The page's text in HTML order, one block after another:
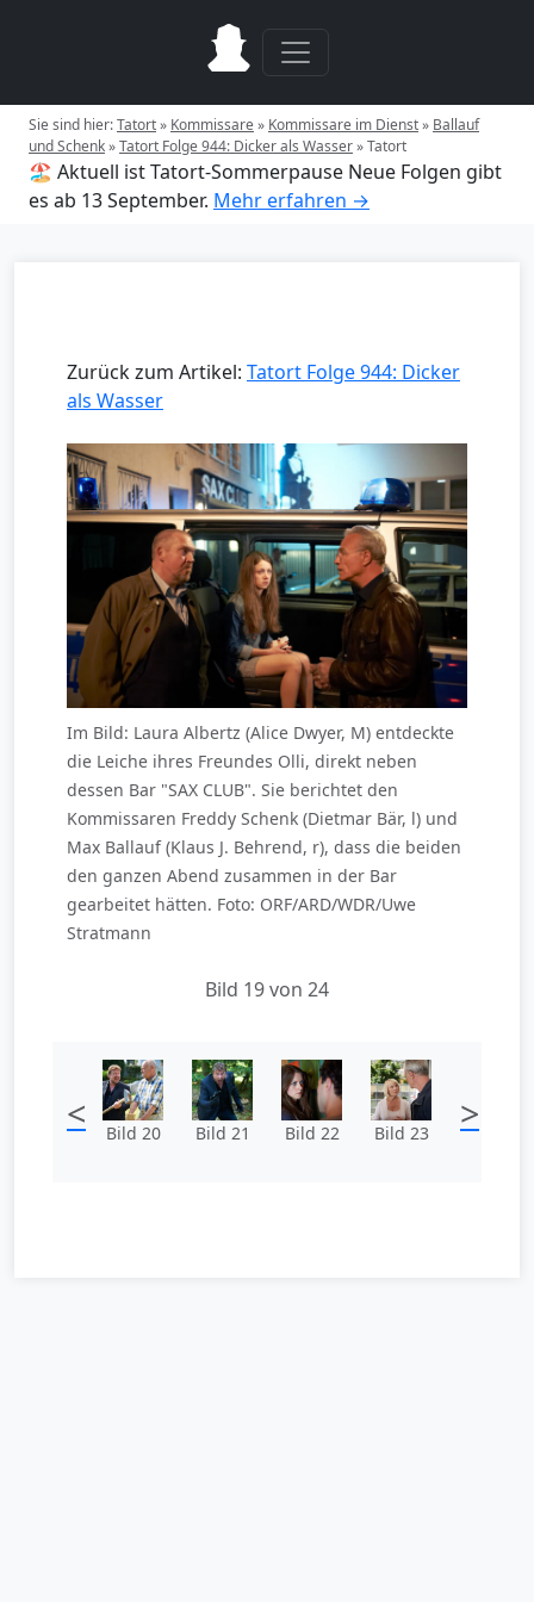
Sie sind hier:Tatort» Kommissare» Kommissare im Dienst» Ballauf
und Schenk»Tatort Folge 944: Dicker als Wasser»Tatort
🏖️ Aktuell ist Tatort-Sommerpause Neue Folgen gibt
es ab 13 September. Mehr erfahren →
Zurück zum Artikel: Tatort Folge 944: Dicker
als Wasser
Im Bild: Laura Albertz (Alice Dwyer, M) entdeckte
die Leiche ihres Freundes Olli, direkt neben
dessen Bar "SAX CLUB". Sie berichtet den
Kommissaren Freddy Schenk (Dietmar Bär, l) und
Max Ballauf (Klaus J. Behrend, r), dass die beiden
den ganzen Abend zusammen in der Bar
gearbeitet hätten. Foto: ORF/ARD/WDR/Uwe
Stratmann
Bild 19 von 24
< Bild 20 Bild 21 Bild 22 Bild 23 >